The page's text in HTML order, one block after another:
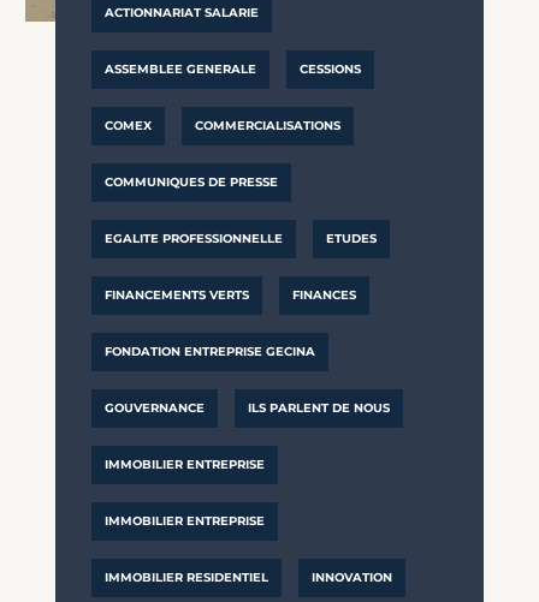
ACTIONNARIAT SALARIE
ASSEMBLEE GENERALE CESSIONS
COMEX COMMERCIALISATIONS
COMMUNIQUES DE PRESSE
EGALITE PROFESSIONNELLE ETUDES
FINANCEMENTS VERTS FINANCES
FONDATION ENTREPRISE GECINA
GOUVERNANCE ILS PARLENT DE NOUS
IMMOBILIER ENTREPRISE
IMMOBILIER ENTREPRISE
IMMOBILIER RESIDENTIEL INNOVATION